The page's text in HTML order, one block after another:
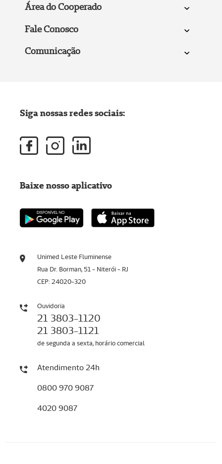
Área do Cooperado
Fale Conosco
Comunicação
Unimed Leste Fluminense
Rua Dr. Borman, 51 - Niterói - RJ
CEP: 24020-320
Ouvidoria
21 3803-1120
21 3803-1121
de segunda a sexta, horário comercial
Atendimento 24h
0800 970 9087
4020 9087
Siga nossas redes sociais:
Baixe nosso aplicativo